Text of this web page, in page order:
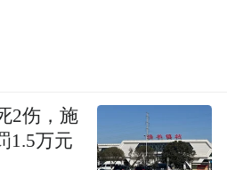
2伤，施
1.5万元